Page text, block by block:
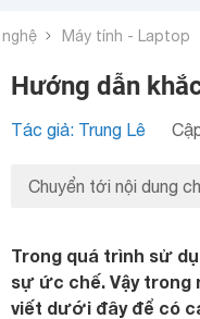
Máy tính - Laptop
Hướng dẫn
Tác giả: Trung Lê
Chuyển tới nội dung
Trong quá trình sử
sự ức chế. Vậy trong
viết dưới đây để có